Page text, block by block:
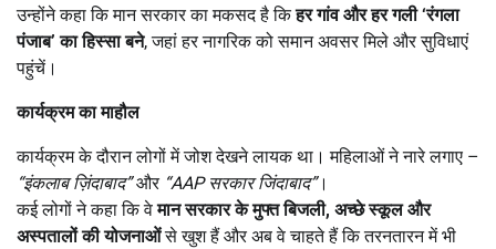
उन्होंने कहा कि मान सरकार का मकसद है किहर गांव और हर गली‘रंगला
पंजाब’का हिस्सा बने, जहां हर नागरिक को समान अवसर मिले और सुविधाएं
पहुंचें।
कार्यक्रम का माहौल
कार्यक्रम के दौरान लोगों में जोश देखने लायक था। महिलाओं ने नारे लगाए –
“इंकलाब ज़िंदाबाद”और “AAP सरकार जिंदाबाद”।
कई लोगों ने कहा कि वेमान सरकार के मुफ्त बिजली, अच्छे स्कूल और
अस्पतालों की योजनाओंसे खुश हैं और अब वे चाहते हैं कि तरनतारन में भी